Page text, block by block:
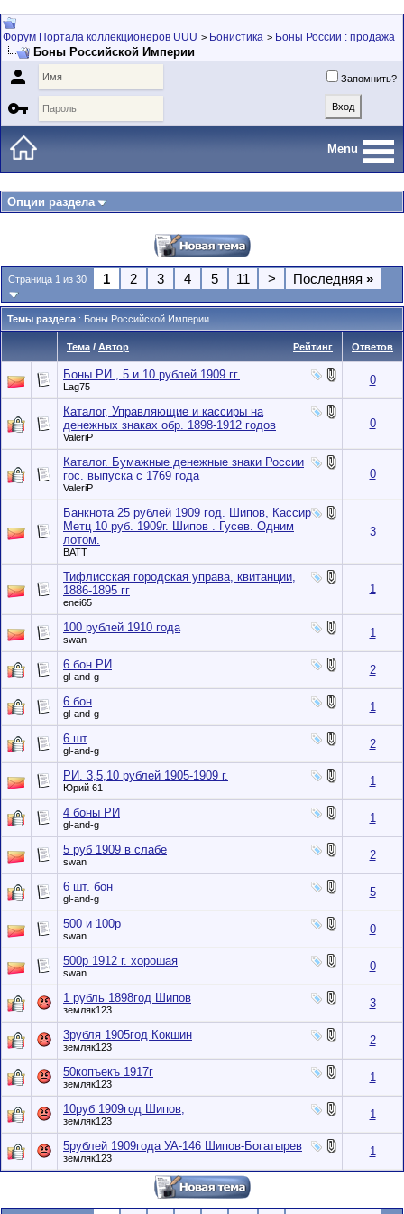
Форум Портала коллекционеров UUU > Бонистика > Боны России : продажа
Боны Российской Империи
 Запомнить?

Menu
Опции раздела
Страница 1 из 30 1 2 3 4 5 11 > Последняя »
Темы раздела : Боны Российской Империи
Рейтинг
Тема / Автор Ответов
Боны РИ , 5 и 10 рублей 1909 гг.
Lag75 0
Каталог, Управляющие и кассиры на
денежных знаках обр. 1898-1912 годов
ValeriP
0
Каталог. Бумажные денежные знаки России
гос. выпуска с 1769 года
ValeriP
0
Банкнота 25 рублей 1909 год. Шипов, Кассир
Метц 10 руб. 1909г. Шипов . Гусев. Одним
лотом.
BATT
3
Тифлисская городская управа, квитанции,
1886-1895 гг
enei65
1
100 рублей 1910 года
swan 1
6 бон РИ
gl-and-g 2
6 бон
gl-and-g 1
6 шт
gl-and-g 2
РИ. 3,5,10 рублей 1905-1909 г.
Юрий 61 1
4 боны РИ
gl-and-g 1
5 руб 1909 в слабе
swan 2
6 шт. бон
gl-and-g 5
500 и 100р
swan 0
500р 1912 г. хорошая
swan 0
1 рубль 1898год Шипов
земляк123 3
3рубля 1905год Кокшин
земляк123 2
50копъекъ 1917г
земляк123 1
10руб 1909год Шипов,
земляк123 1
5рублей 1909года УА-146 Шипов-Богатырев
земляк123 1